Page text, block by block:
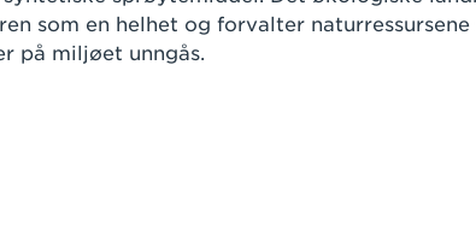
som en helhet og forvalter naturressursene
på miljøet unngås.